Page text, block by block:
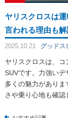
ヤリスクロスは
言われる理由も解
2025.10.21 グッドス
ヤリスクロスは、
SUVです。力強い
多くの魅力があり
さや乗り心地も確認